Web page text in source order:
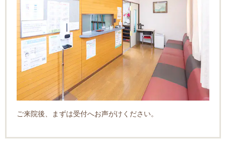
ご来院後、まずは受付へお声がけください。